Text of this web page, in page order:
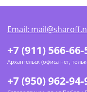
+7 (911) 566-66-
Архангельск (офиса нет,
+7 (950) 962-94-
Email: